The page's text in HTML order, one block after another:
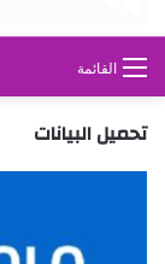
القائمة
تحميل البيانات